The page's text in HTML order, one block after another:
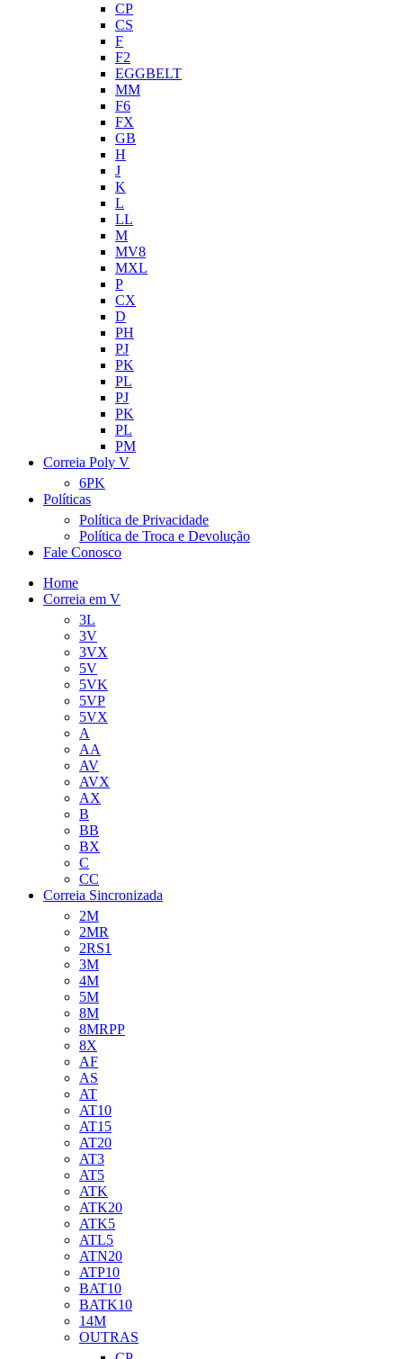
CP
CS
F
F2
EGGBELT
MM
F6
FX
GB
H
J
K
L
LL
M
MV8
MXL
P
CX
D
PH
PJ
PK
PL
PJ
PK
PL
PM
Correia Poly V
6PK
Políticas
Política de Privacidade
Política de Troca e Devolução
Fale Conosco
Home
Correia em V
3L
3V
3VX
5V
5VK
5VP
5VX
A
AA
AV
AVX
AX
B
BB
BX
C
CC
Correia Sincronizada
2M
2MR
2RS1
3M
4M
5M
8M
8MRPP
8X
AF
AS
AT
AT10
AT15
AT20
AT3
AT5
ATK
ATK20
ATK5
ATL5
ATN20
ATP10
BAT10
BATK10
14M
OUTRAS